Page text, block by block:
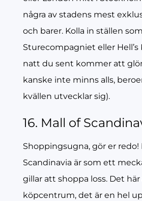
några av stadens mest
och barer. Kolla in ställen
Sturecompagniet eller Hell’s
natt du sent kommer att
kanske inte minns alls,
kvällen utvecklar sig).
16. Mall of
Shoppingsugna, gör er redo!
Scandinavia är som ett
gillar att shoppa loss. Det
köpcentrum, det är en hel